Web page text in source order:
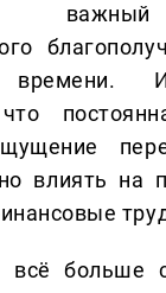
важный
времени.
влиять на
больше